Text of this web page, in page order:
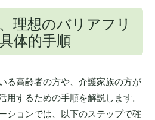
理想のバリアフリ
体的手順
る高齢者の方や、介護家族の方が
用するための手順を解説します。
ションでは、以下のステップで確